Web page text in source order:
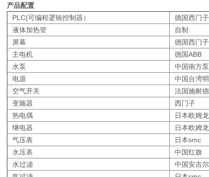
产品配置
PLC(可编程逻辑控制器）
德国西门子
液体加热管
自制
屏幕
德国西门子
主电机
德国ABB
水泵
中国南方
电源
中国台湾
空气开关
法国施耐德
变频器
西门子
热电偶
日本欧姆龙
继电器
日本欧姆龙
气压表
日本smc
水压表
中国红旗
水过滤
中国安吉尔